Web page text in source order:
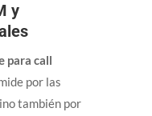
y
para call
por las
también por